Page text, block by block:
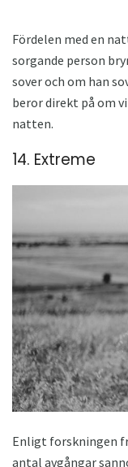
Fördelen med en
sorgande person
sover och om han
beror direkt på om
natten.
14. Extreme
Enligt forskningen
antal avgångar